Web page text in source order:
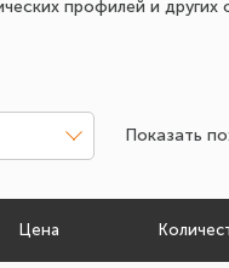
профилей и других
Показать по:
Цена